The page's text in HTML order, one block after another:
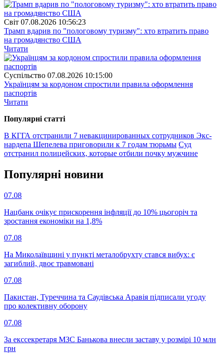
Свiт 07.08.2026 10:56:23
Трамп вдарив по "пологовому туризму": хто втратить право
на громадянство США
Читати
Суспiльство 07.08.2026 10:15:00
Українцям за кордоном спростили правила оформлення
паспортів
Читати
Популярнi статтi
В КГГА отстранили 7 невакцинированных сотрудников Экс-
нардепа Шепелева приговорили к 7 годам тюрьмы Суд
отстранил полицейских, которые отбили почку мужчине
Популярнi новини
07.08
Нацбанк очікує прискорення інфляції до 10% цьогоріч та
зростання економіки на 1,8%
07.08
На Миколаївщині у пункті металобрухту стався вибух: є
загиблий, двоє травмовані
07.08
Пакистан, Туреччина та Саудівська Аравія підписали угоду
про колективну оборону
07.08
За екссекретаря МЗС Банькова внесли заставу у розмірі 10 млн
грн